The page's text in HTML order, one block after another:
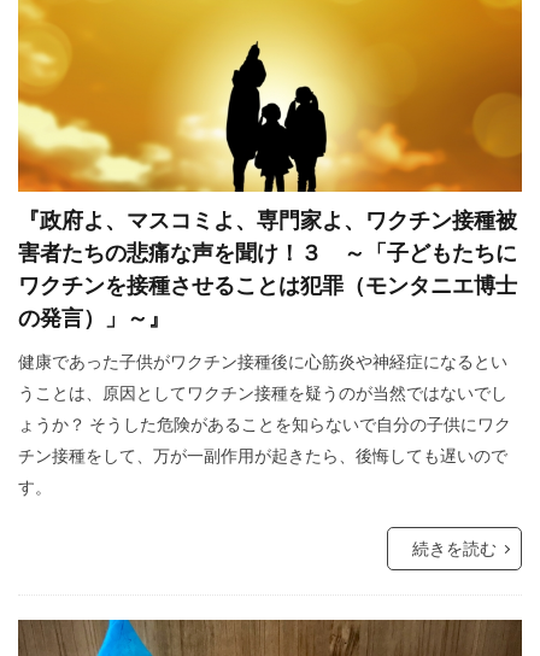
『政府よ、マスコミよ、専門家よ、ワクチン接種被
害者たちの悲痛な声を聞け！３ ～「子どもたちに
ワクチンを接種させることは犯罪（モンタニエ博士
の発言）」～』
健康であった子供がワクチン接種後に心筋炎や神経症になるとい
うことは、原因としてワクチン接種を疑うのが当然ではないでし
ょうか？ そうした危険があることを知らないで自分の子供にワク
チン接種をして、万が一副作用が起きたら、後悔しても遅いので
す。
続きを読む
自民党
洗脳作戦 洗脳
泣き寝入り
法律相談
法の改竄 気候変動
民進党
民主主義
比較民族論 検閲
湾岸戦争
核の傘
東京裁判
東インド会社
未来都市
未来社会 朝鮮人
朝鮮
昆虫食
火星移住計画
緊急事態条項
秋接種
統一教会
経口コロナ薬
終戦記念日
終戦の日
終戦 米農家
立証責任
王族
犬猫
BSE
カトリック教会
グノーシス主義